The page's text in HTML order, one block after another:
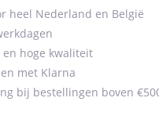
heel Nederland en België
en hoge kwaliteit
met Klarna
bij bestellingen boven